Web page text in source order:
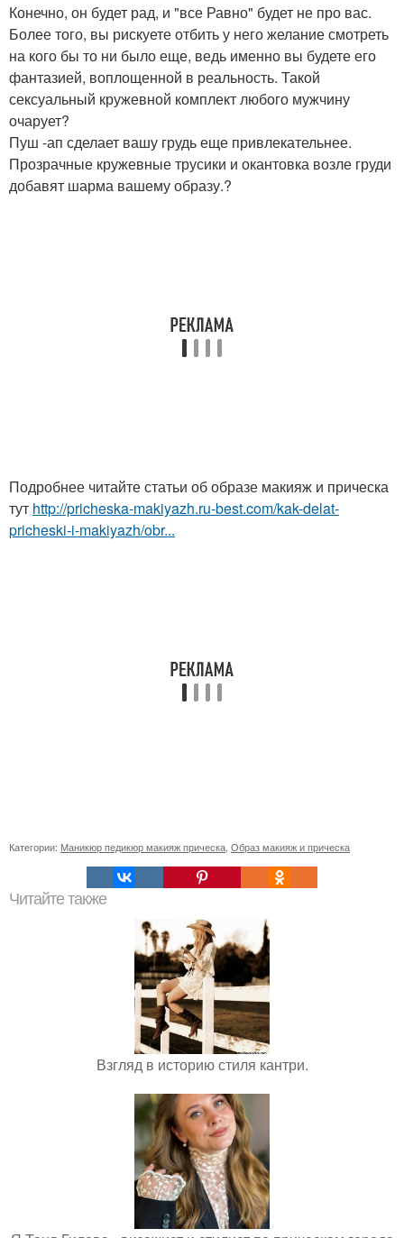
Конечно, он будет рад, и "все Равно" будет не про вас.
Более того, вы рискуете отбить у него желание смотреть
на кого бы то ни было еще, ведь именно вы будете его
фантазией, воплощенной в реальность. Такой
сексуальный кружевной комплект любого мужчину
очарует?
Пуш -ап сделает вашу грудь еще привлекательнее.
Прозрачные кружевные трусики и окантовка возле груди
добавят шарма вашему образу.?
Подробнее читайте статьи об образе макияж и прическа
тут http://pricheska-makiyazh.ru-best.com/kak-delat-
pricheski-i-makiyazh/obr...
Категории: Маникюр педикюр макияж прическа Образ макияж и прическа
Читайте также
Взгляд в историю стиля кантри.